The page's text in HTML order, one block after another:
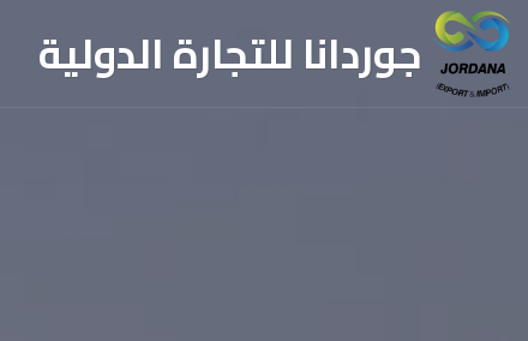
جوردانا للتجارة الدولية